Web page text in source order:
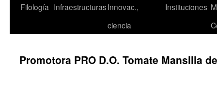
contenido
Filología InfraestructurasInnovac.,
ciencia
Instituciones
Promotora PRO D.O. Tomate Mansilla